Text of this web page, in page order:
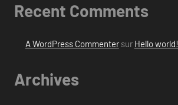
Recent Comments
A WordPress Commentersur Hello world!
Archives